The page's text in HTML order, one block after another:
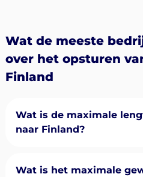
Wat de meeste
over het opsturen
Finland
Wat is de maximale
naar Finland?
Wat is het maximale